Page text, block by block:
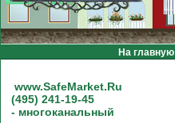
На главную
www.SafeMarket.Ru
(495) 241-19-45
- многоканальный